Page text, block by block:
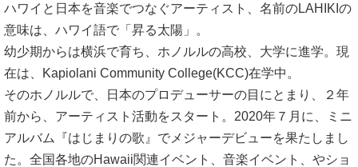
ハワイと日本を音楽でつなぐアーティスト、名前のLAHIKIの
意味は、ハワイ語で「昇る太陽」。
幼少期からは横浜で育ち、ホノルルの高校、大学に進学。現
在は、Kapiolani Community College(KCC)在学中。
そのホノルルで、日本のプロデューサーの目にとまり、２年
前から、アーティスト活動をスタート。2020年７月に、ミニ
アルバム『はじまりの歌』でメジャーデビューを果たしまし
た。全国各地のHawaii関連イベント、音楽イベント、やショ